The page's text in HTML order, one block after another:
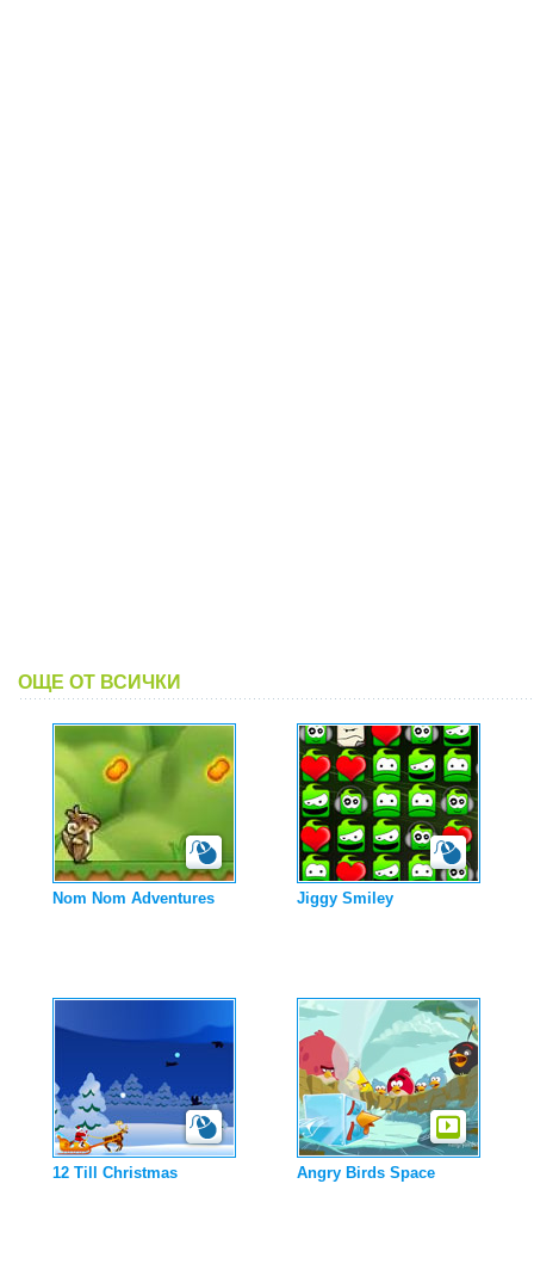
ОЩЕ ОТ ВСИЧКИ
Nom Nom Adventures Jiggy Smiley
12 Till Christmas Angry Birds Space